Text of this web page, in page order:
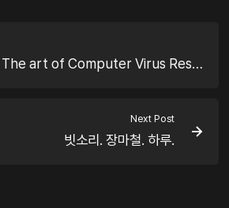
백신 관련 책: The art of Computer Virus Research and Defense
Next Post
빗소리. 장마철. 하루.